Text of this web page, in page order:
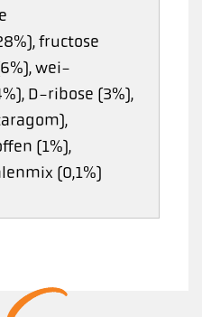
fructose
wei-
D-ribose (3%),
(1%),
(0,1%)